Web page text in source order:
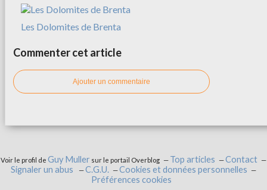
Les Dolomites de Brenta
Commenter cet article
Ajouter un commentaire
Voir le profil de Guy Muller sur le portail Overblog Top articles
Contact
Signaler un abus
C.G.U.
Cookies et données personnelles
Préférences cookies